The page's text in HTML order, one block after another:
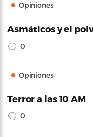
Opiniones
Asmáticos y el
0
Opiniones
Terror a las 10 AM
0